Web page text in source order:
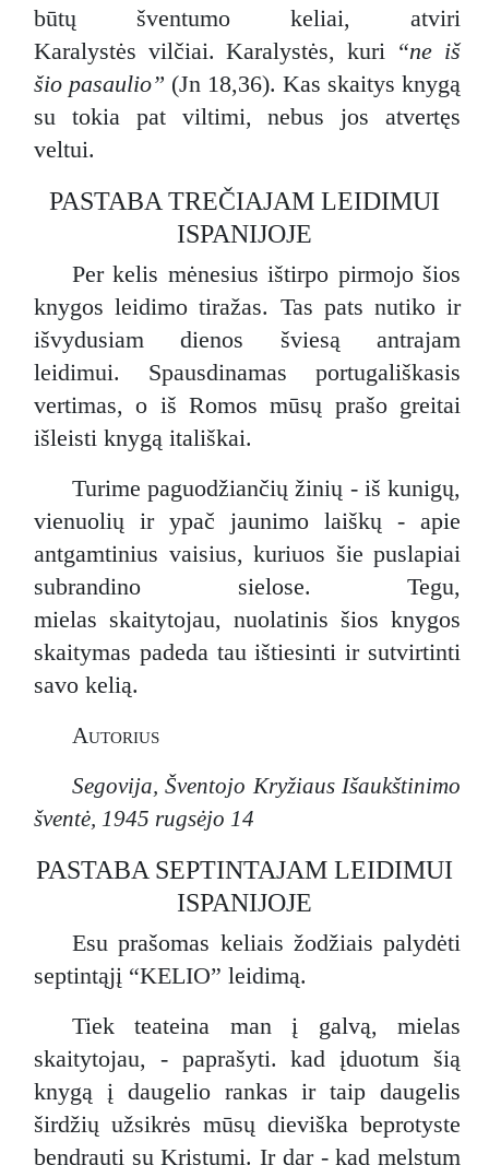
būtų šventumo keliai, atviri
Karalystės vilčiai. Karalystės, kuri “ne iš
šio pasaulio” (Jn 18,36). Kas skaitys knygą
su tokia pat viltimi, nebus jos atvertęs
veltui.
PASTABA TREČIAJAM LEIDIMUI
ISPANIJOJE
Per kelis mėnesius ištirpo pirmojo šios
knygos leidimo tiražas. Tas pats nutiko ir
išvydusiam dienos šviesą antrajam
leidimui. Spausdinamas portugališkasis
vertimas, o iš Romos mūsų prašo greitai
išleisti knygą itališkai.
Turime paguodžiančių žinių - iš kunigų,
vienuolių ir ypač jaunimo laiškų - apie
antgamtinius vaisius, kuriuos šie puslapiai
subrandino sielose. Tegu,
mielas skaitytojau, nuolatinis šios knygos
skaitymas padeda tau ištiesinti ir sutvirtinti
savo kelią.
Autorius
Segovija, Šventojo Kryžiaus Išaukštinimo
šventė, 1945 rugsėjo 14
PASTABA SEPTINTAJAM LEIDIMUI
ISPANIJOJE
Esu prašomas keliais žodžiais palydėti
septintąjį “KELIO” leidimą.
Tiek teateina man į galvą, mielas
skaitytojau, - paprašyti. kad įduotum šią
knygą į daugelio rankas ir taip daugelis
širdžių užsikrės mūsų dieviška beprotyste
bendrauti su Kristumi. Ir dar - kad melstum